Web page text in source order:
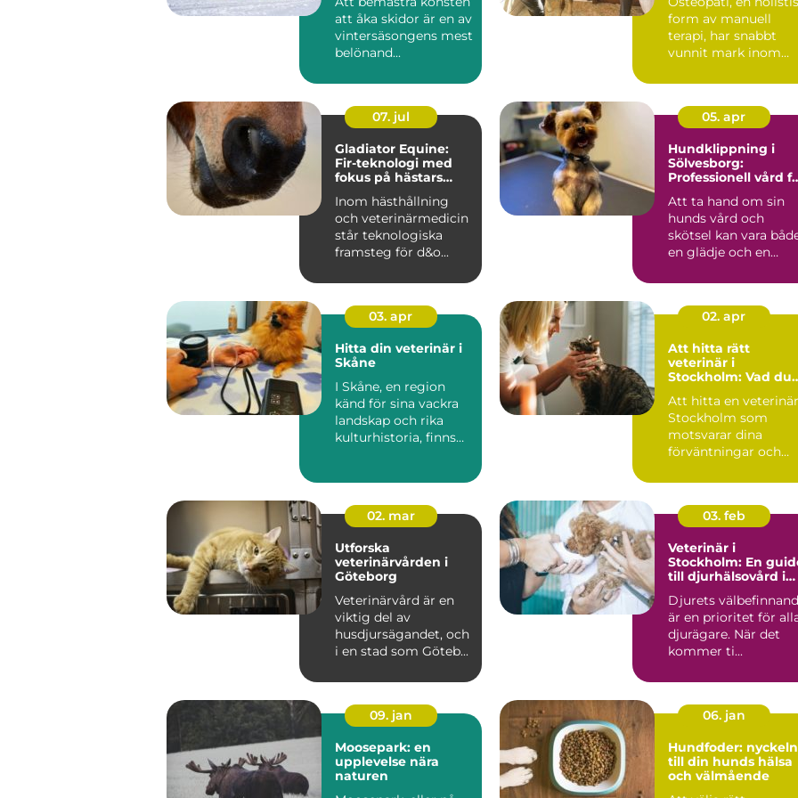
att åka skidor är en av
vintersäsongens mest
belönand...
form av manuell
terapi, har snabbt
vunnit mark inom
07. jul
Gladiator Equine:
Fir-teknologi med
fokus på hästars
välbefinnande
Inom hästhållning
och veterinärmedicin
står teknologiska
framsteg för d&o...
05. apr
Hundklippning i
Sölvesborg:
Professionell vård
Att ta hand om sin
hunds vård och
skötsel kan vara
en glädje och en
03. apr
Hitta din veterinär i
Skåne
I Skåne, en region
känd för sina vackra
landskap och rika
kulturhistoria, finns
02. apr
Att hitta rätt
veterinär i
Stockholm: Vad du
Att hitta en
Stockholm som
motsvarar dina
förväntningar och
02. mar
Utforska
veterinärvården i
Göteborg
Veterinärvård är en
viktig del av
husdjursägandet, och
i en stad som Göteb...
03. feb
Veterinär i
Stockholm: En
till djurhälsovård i
Djurets
är en prioritet för
djurägare. När det
kommer ti...
09. jan
Moosepark: en
upplevelse nära
naturen
06. jan
Hundfoder: nyckeln
till din hunds hälsa
och välmående